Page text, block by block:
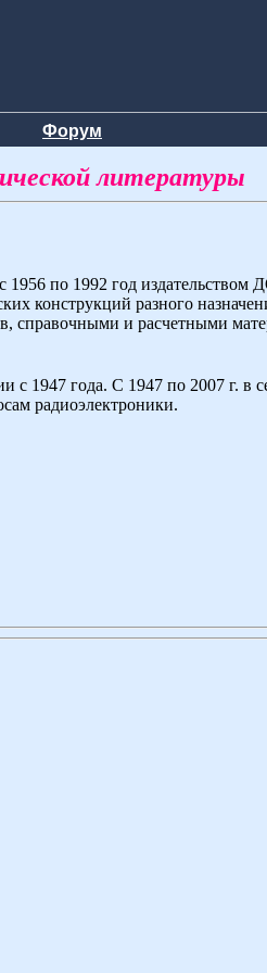
Форум
литературы
1956 по 1992 год
конструкций разного
справочными и расчетными
1947 года. С 1947 по 2007 г. в
радиоэлектроники.